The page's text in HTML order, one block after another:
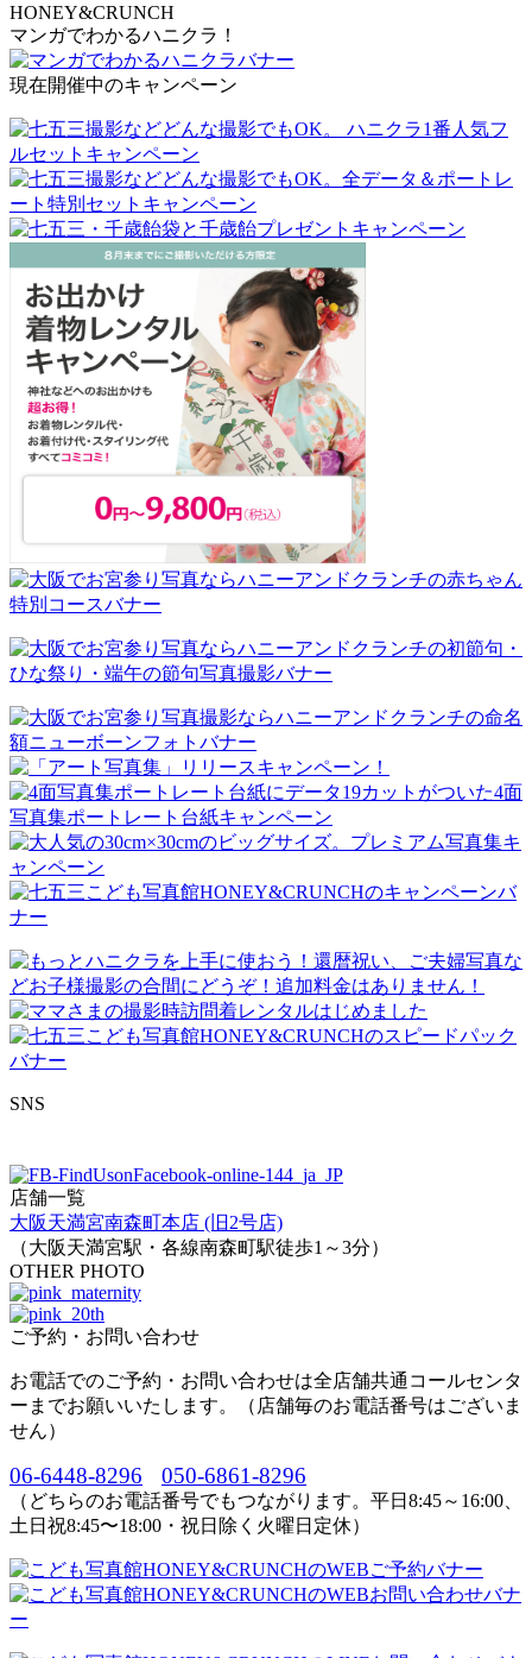
HONEY&CRUNCH
マンガでわかるハニクラ！
現在開催中のキャンペーン
SNS
店舗一覧
大阪天満宮南森町本店 (旧2号店)
（大阪天満宮駅・各線南森町駅徒歩1～3分）
OTHER PHOTO
ご予約・お問い合わせ
お電話でのご予約・お問い合わせは全店舗共通コールセンタ
ーまでお願いいたします。（店舗毎のお電話番号はございま
せん）
06-6448-8296 050-6861-8296
（どちらのお電話番号でもつながります。平日8:45～16:00、
土日祝8:45〜18:00・祝日除く火曜日定休）